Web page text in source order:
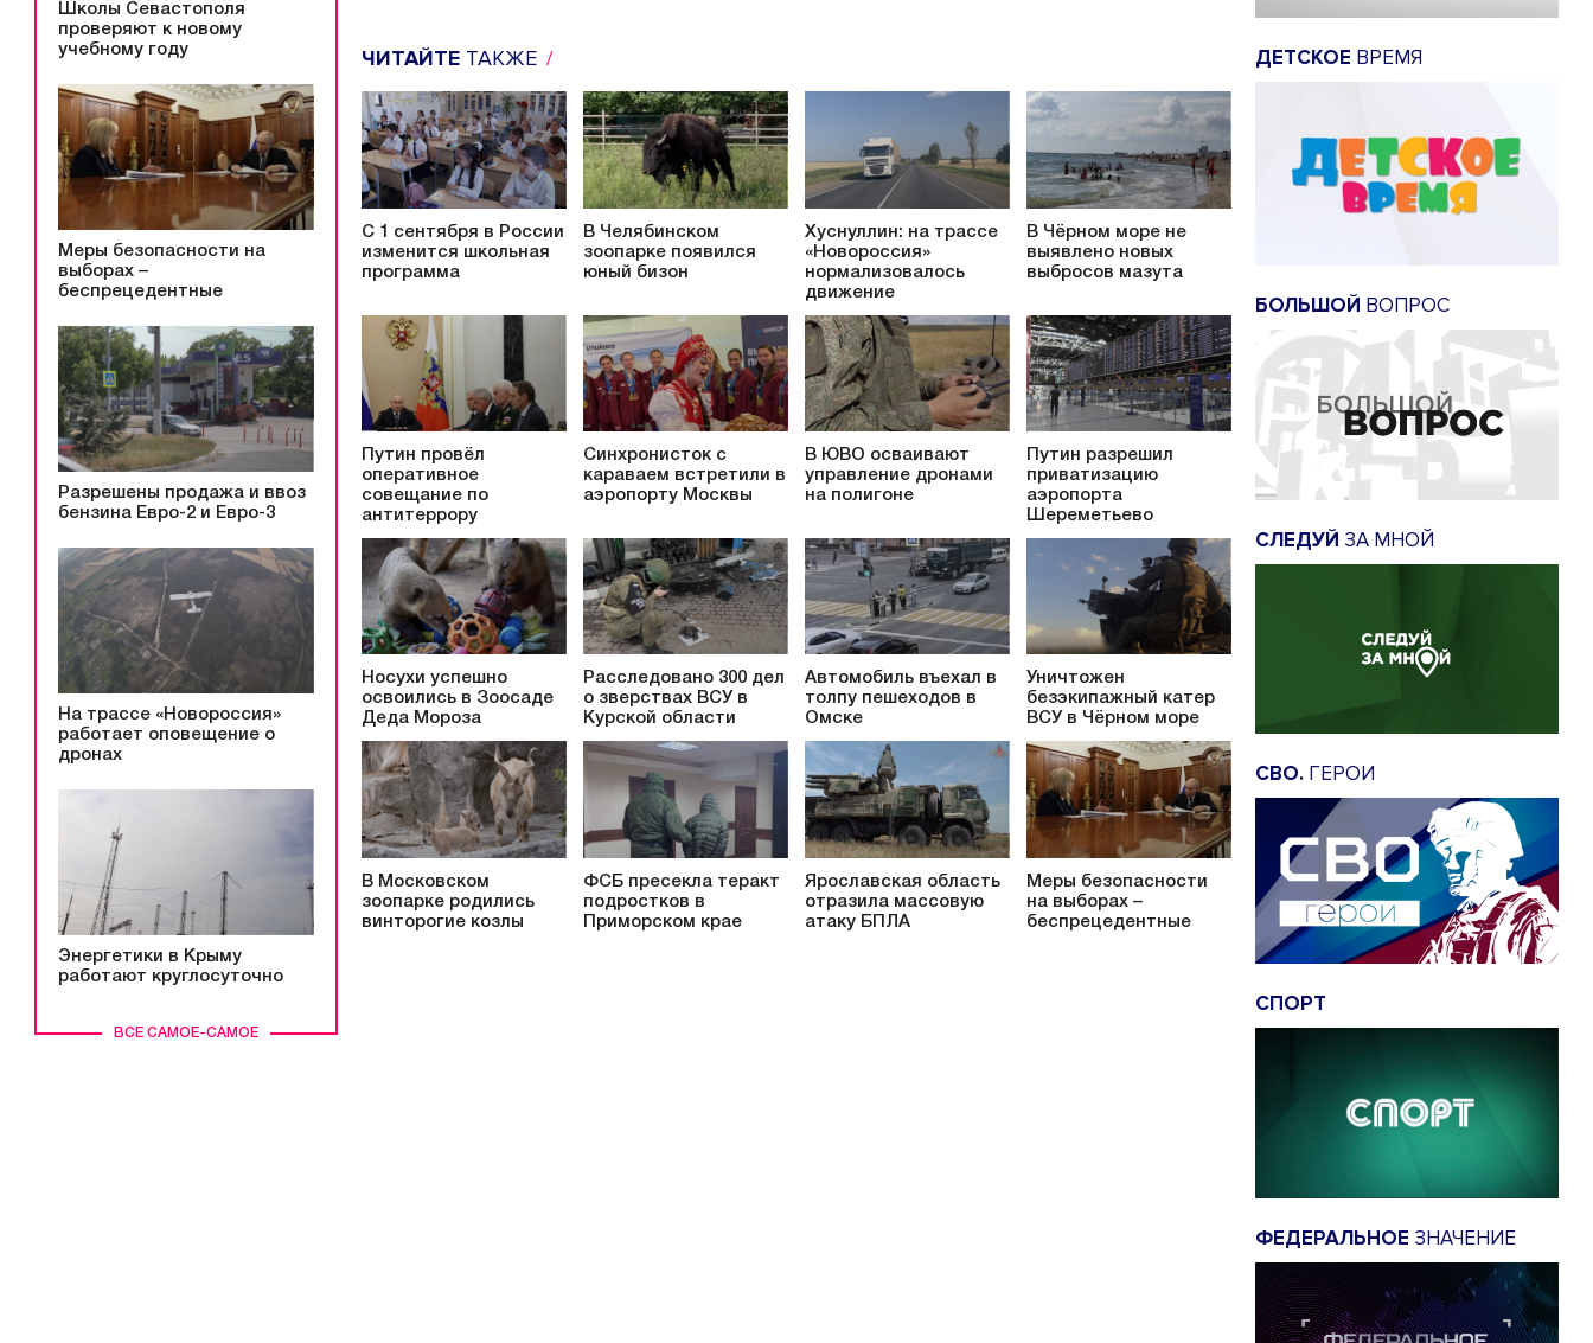
ВСЕ САМОЕ-САМОЕ
Школы Севастополя
проверяют к новому
учебному году
Меры безопасности на
выборах –
беспрецедентные
Разрешены продажа и ввоз
бензина Евро-2 и Евро-3
На трассе «Новороссия»
работает оповещение о
дронах
Энергетики в Крыму
работают круглосуточно
ЧИТАЙТЕ ТАКЖЕ
С 1 сентября в России
изменится школьная
программа
В Челябинском
зоопарке появился
юный бизон
Хуснуллин: на трассе
«Новороссия»
нормализовалось
движение
В Чёрном море не
выявлено новых
выбросов мазута
Путин провёл
оперативное
совещание по
антитеррору
Синхронисток с
караваем встретили в
аэропорту Москвы
В ЮВО осваивают
управление дронами
на полигоне
Путин разрешил
приватизацию
аэропорта
Шереметьево
Носухи успешно
освоились в Зоосаде
Деда Мороза
Расследовано 300 дел
о зверствах ВСУ в
Курской области
Автомобиль въехал в
толпу пешеходов в
Омске
Уничтожен
безэкипажный катер
ВСУ в Чёрном море
В Московском
зоопарке родились
винторогие козлы
ФСБ пресекла теракт
подростков в
Приморском крае
Ярославская область
отразила массовую
атаку БПЛА
Меры безопасности
на выборах –
беспрецедентные
ДЕТСКОЕ ВРЕМЯ
БОЛЬШОЙ ВОПРОС
СЛЕДУЙ ЗА МНОЙ
СВО. ГЕРОИ
СПОРТ
ФЕДЕРАЛЬНОЕ ЗНАЧЕНИЕ